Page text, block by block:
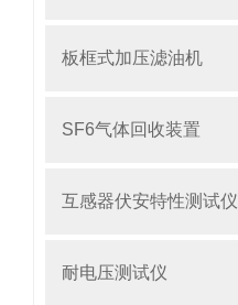
板框式加压滤油机
SF6气体回收装置
互感器伏安特性测试仪
耐电压测试仪